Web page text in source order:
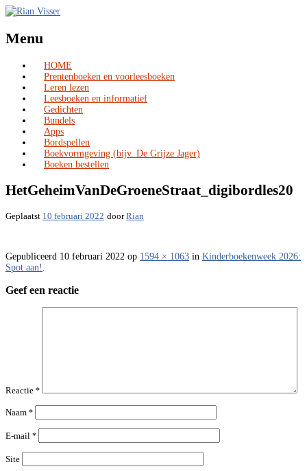
Menu
Skip
to
content
HOME
Prentenboeken en voorleesboeken
Leren lezen
Leesboeken en informatief
Gedichten
Bundels
Apps
Bordspellen
Boekvormgeving (bijv. De Grijze Jager)
Boeken bestellen
HetGeheimVanDeGroeneStraat_digibordles20
Geplaatst 10 februari 2022 doorRian
Gepubliceerd 10 februari 2022 op 1594 × 1063 in Kinderboekenweek 2026:
Spot aan!
Geef een reactie
Reactie *
Naam *
E-mail *
Site